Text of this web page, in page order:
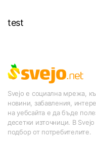
test
Svejo е социална мрежа,
новини, забавления,
на уебсайта е да бъде
десетки източници. В
подбор от потребителите.